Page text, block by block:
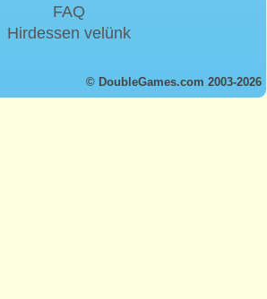
FAQ
Hirdessen velünk
© DoubleGames.com 2003-2026